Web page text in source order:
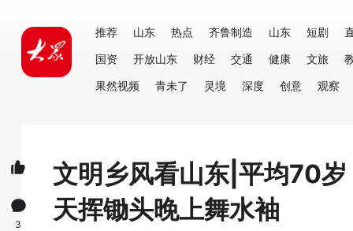
推荐 山东 热点 齐鲁制造 山东 短剧
国资
开放山东 财经 交通 健康 文旅
果然视频
青未了 灵境 深度 创意 观察
文明乡风看山东|平均70
天挥锄头晚上舞水袖
3